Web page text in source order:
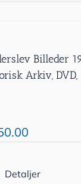
Billeder
Arkiv, DVD,
Detaljer